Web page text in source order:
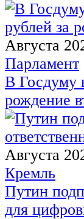
Августа
Парламент
В Госдуму
рождение
Августа
Кремль
Путин
для